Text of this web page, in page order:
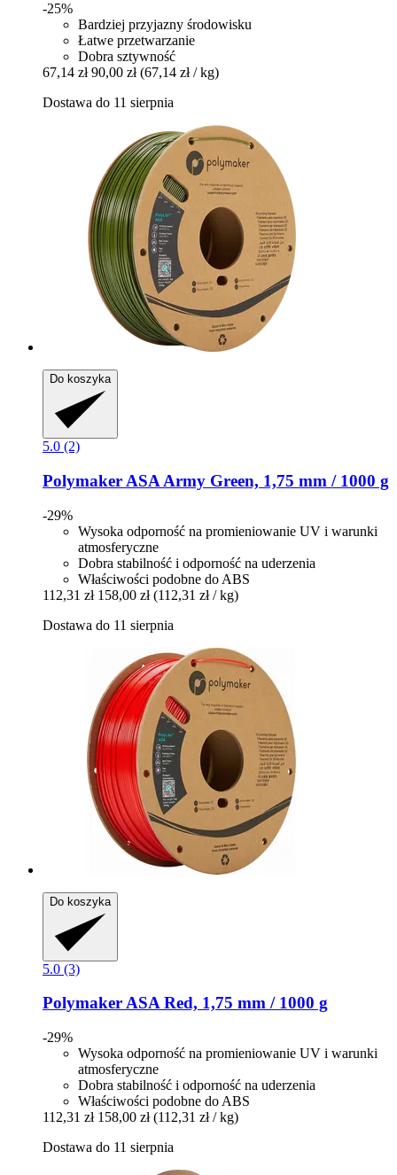
-25%
Bardziej przyjazny środowisku
Łatwe przetwarzanie
Dobra sztywność
67,14 zł 90,00 zł (67,14 zł / kg)
Dostawa do 11 sierpnia
Do koszyka
5.0 (2)
Polymaker ASA Army Green, 1,75 mm / 1000 g
-29%
Wysoka odporność na promieniowanie UV i warunki
atmosferyczne
Dobra stabilność i odporność na uderzenia
Właściwości podobne do ABS
112,31 zł 158,00 zł (112,31 zł / kg)
Dostawa do 11 sierpnia
Do koszyka
5.0 (3)
PolymakerASA Red, 1,75 mm / 1000 g
-29%
Wysoka odporność na promieniowanie UV i warunki
atmosferyczne
Dobra stabilność i odporność na uderzenia
Właściwości podobne do ABS
112,31 zł 158,00 zł (112,31 zł / kg)
Dostawa do 11 sierpnia